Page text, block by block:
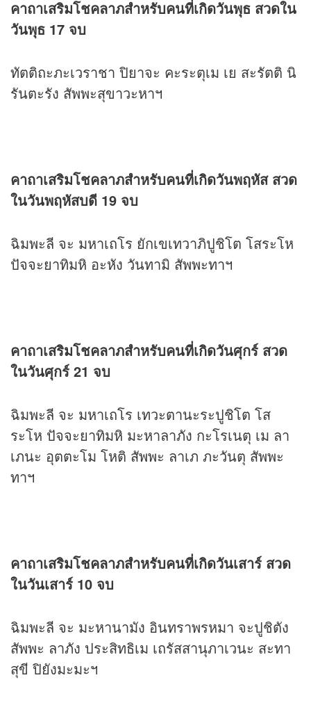
คาถาเสริมโชคลาภสำหรับคนที่เกิดวันพุธ สวดใน
วันพุธ 17 จบ
ทัตติถะภะเวราชา ปิยาจะ คะระตุเม เย สะรัตติ นิ
รันตะรัง สัพพะสุขาวะหาฯ
คาถาเสริมโชคลาภสำหรับคนที่เกิดวันพฤหัส สวด
ในวันพฤหัสบดี 19 จบ
ฉิมพะลี จะ มหาเถโร ยักเขเทวาภิปูชิโต โสระโห
ปัจจะยาทิมหิ อะหัง วันทามิ สัพพะทาฯ
คาถาเสริมโชคลาภสำหรับคนที่เกิดวันศุกร์ สวด
ในวันศุกร์ 21 จบ
ฉิมพะลี จะ มหาเถโร เทวะตานะระปูชิโต โส
ระโห ปัจจะยาทิมหิ มะหาลาภัง กะโรเนตุ เม ลา
เภนะ อุตตะโม โหติ สัพพะ ลาเภ ภะวันตุ สัพพะ
ทาฯ
คาถาเสริมโชคลาภสำหรับคนที่เกิดวันเสาร์ สวด
ในวันเสาร์ 10 จบ
ฉิมพะลี จะ มะหานามัง อินทราพรหมา จะปูชิตัง
สัพพะ ลาภัง ประสิทธิเม เถรัสสานุภาเวนะ สะทา
สุขี ปิยังมะมะฯ